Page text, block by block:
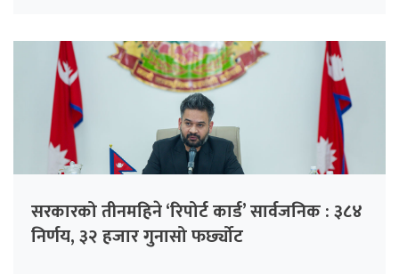
सरकारको तीनमहिने ‘रिपोर्ट कार्ड’ सार्वजनिक : ३८४
निर्णय, ३२ हजार गुनासो फर्छ्योट